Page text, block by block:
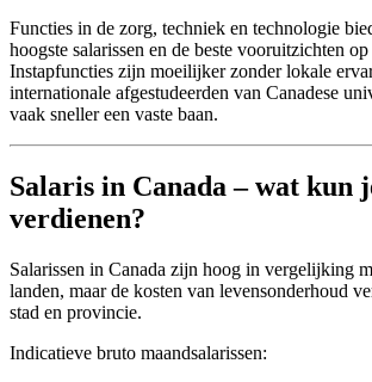
Functies in de zorg, techniek en technologie
hoogste salarissen en de beste vooruitzichten
Instapfuncties zijn moeilijker zonder lokale
internationale afgestudeerden van Canadese
vaak sneller een vaste baan.
Salaris in Canada – wat kun
verdienen?
Salarissen in Canada zijn hoog in vergelijking
landen, maar de kosten van levensonderhoud
stad en provincie.
Indicatieve bruto maandsalarissen: